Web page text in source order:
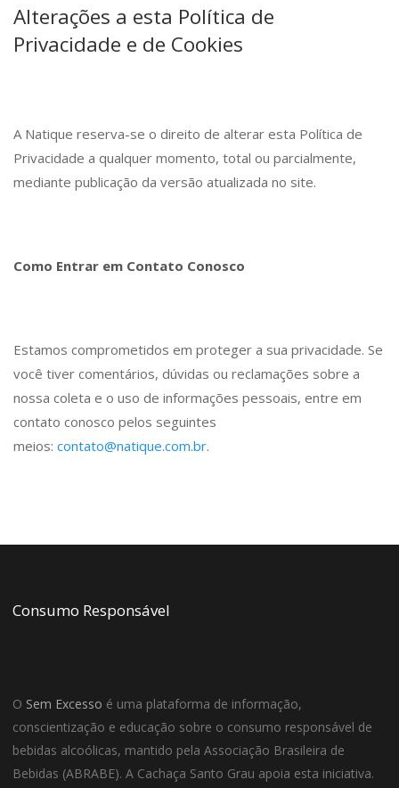
Alterações a esta Política de
Privacidade e de Cookies
A Natique reserva-se o direito de alterar esta Política de
Privacidade a qualquer momento, total ou parcialmente,
mediante publicação da versão atualizada no site.
Como Entrar em Contato Conosco
Estamos comprometidos em proteger a sua privacidade. Se
você tiver comentários, dúvidas ou reclamações sobre a
nossa coleta e o uso de informações pessoais, entre em
contato conosco pelos seguintes
meios: contato@natique.com.br.
Consumo Responsável
O Sem Excesso é uma plataforma de informação,
conscientização e educação sobre o consumo responsável de
bebidas alcoólicas, mantido pela Associação Brasileira de
Bebidas (ABRABE). A Cachaça Santo Grau apoia esta iniciativa.